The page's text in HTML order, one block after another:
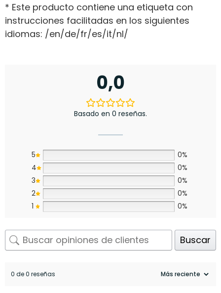
* Este producto contiene una etiqueta con
instrucciones facilitadas en los siguientes
idiomas: /en/de/fr/es/it/nl/
0,0
Basado en 0 reseñas.
5
0%
4
0%
3
0%
2
0%
1
0%
Buscar
0 de 0 reseñas